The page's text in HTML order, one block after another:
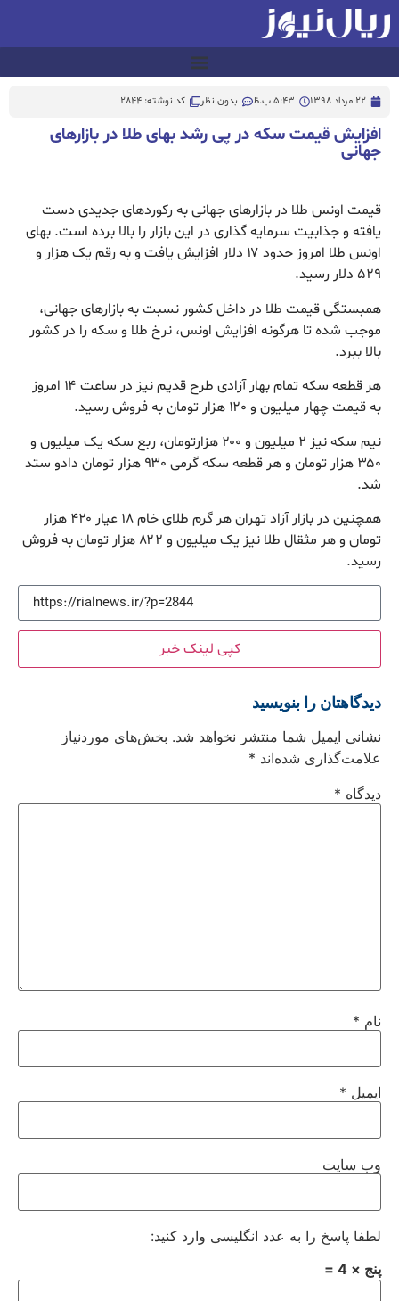
22 مرداد 1398 5:43 ب.ظ بدون نظر کد نوشته: 2844
افزایش قیمت سکه در پی رشد بهای طلا در بازارهای
جهانی
قیمت اونس طلا در بازارهای جهانی به رکوردهای جدیدی دست
یافته و جذابیت سرمایه گذاری در این بازار را بالا برده است. بهای
اونس طلا امروز حدود ۱۷ دلار افزایش یافت و به رقم یک هزار و
۵۲۹ دلار رسید.
همبستگی قیمت طلا در داخل کشور نسبت به بازارهای جهانی،
موجب شده تا هرگونه افزایش اونس، نرخ طلا و سکه را در کشور
بالا ببرد.
هر قطعه سکه تمام بهار آزادی طرح قدیم نیز در ساعت ۱۴ امروز
به قیمت چهار میلیون و ۱۲۰ هزار تومان به فروش رسید.
نیم سکه نیز ۲ میلیون و ۲۰۰ هزارتومان، ربع سکه یک میلیون و
۳۵۰ هزار تومان و هر قطعه سکه گرمی ۹۳۰ هزار تومان دادو ستد
شد.
همچنین در بازار آزاد تهران هر گرم طلای خام ۱۸ عیار ۴۲۰ هزار
تومان و هر مثقال طلا نیز یک میلیون و ۸۲۲ هزار تومان به فروش
رسید.
کپی لینک خبر
دیدگاهتان را بنویسید
نشانی ایمیل شما منتشر نخواهد شد. بخش‌های موردنیاز
علامت‌گذاری شده‌اند *
دیدگاه *
نام *
ایمیل *
وب‌ سایت
لطفا پاسخ را به عدد انگلیسی وارد کنید:
پنج × 4 =